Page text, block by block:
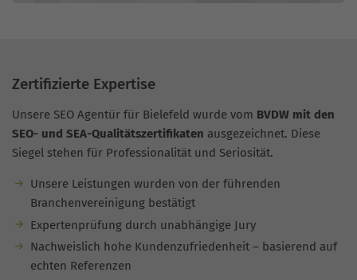
Zertifizierte Expertise
Unsere SEO Agentür für Bielefeld wurde vom BVDW mit den
SEO- und SEA-Qualitätszertifikaten ausgezeichnet. Diese
Siegel stehen für Professionalität und Seriosität.
Unsere Leistungen wurden von der führenden
Branchenvereinigung bestätigt
Expertenprüfung durch unabhängige Jury
Nachweislich hohe Kundenzufriedenheit – basierend auf
echten Referenzen